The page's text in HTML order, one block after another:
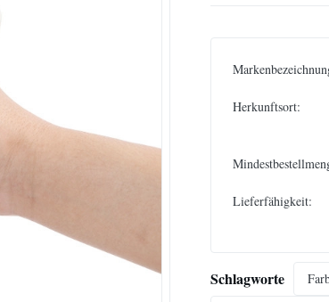
Herkunftsort:
Lieferfähigkeit:
Schlagworte